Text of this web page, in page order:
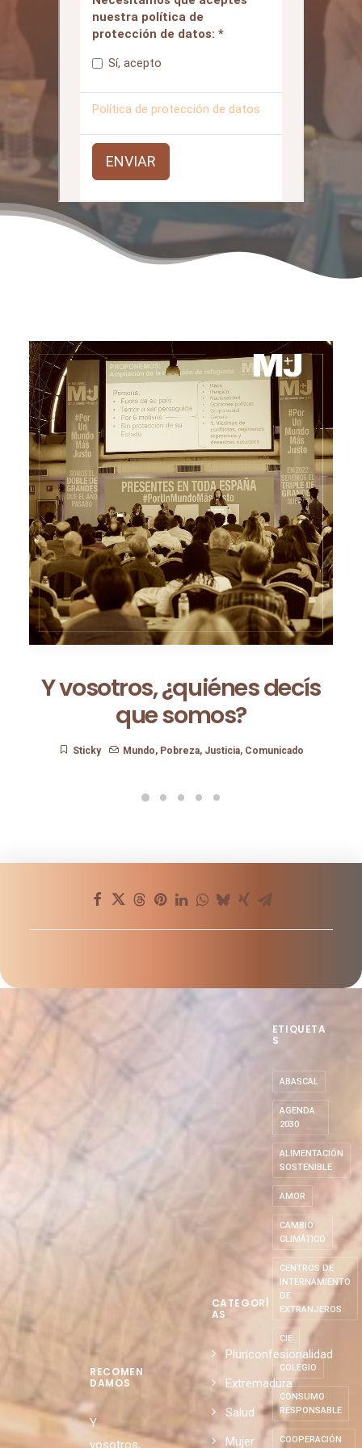
Y vosotros, ¿quiénes decís
RECOMEN
DAMOS
CATEGORÍ
Pluriconfesionalidad
Extremadura
ETIQUETA
S
ABASCAL
AGENDA
2030
ALIMENTACIÓN
SOSTENIBLE
AMOR
CAMBIO
CLIMÁTICO
CENTROS DE
INTERNAMIENTO
DE
EXTRANJEROS
CIE
COLEGIO